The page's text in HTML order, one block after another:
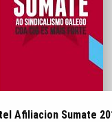
Afiliacion Sumate